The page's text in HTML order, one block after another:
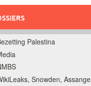
Palestina
Snowden, Assange